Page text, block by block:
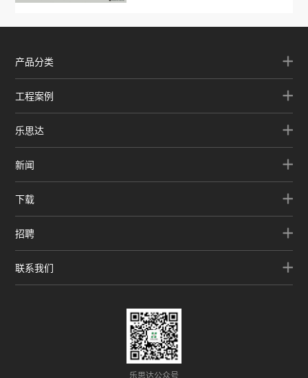
产品分类
工程案例
乐思达
新闻
下载
招聘
联系我们
乐思达公众号